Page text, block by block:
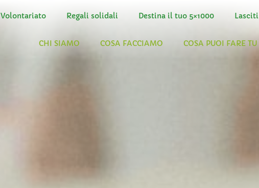
Volontariato Regali solidali Destina il tuo 5×1000 Lasciti
CHI SIAMO COSA FACCIAMO COSA PUOI FARE TU